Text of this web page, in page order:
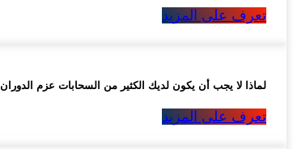
تعرف على المزيد
لماذا لا يجب أن يكون لديك الكثير من السحابات عزم الدوران
تعرف على المزيد